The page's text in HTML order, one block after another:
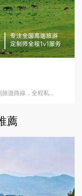
遊路線，全程私...
薦